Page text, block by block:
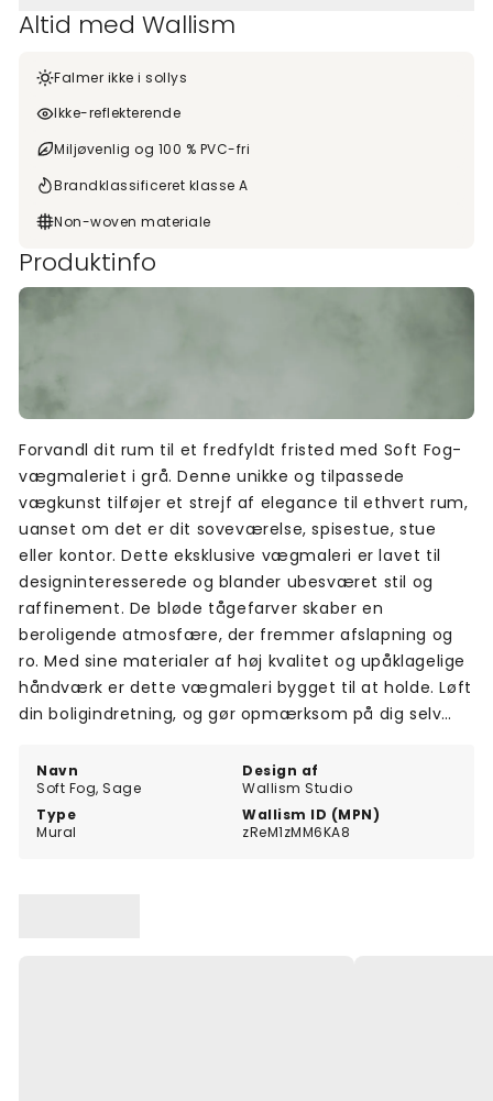
Altid med Wallism
Falmer ikke i sollys
Ikke-reflekterende
Miljøvenlig og 100 % PVC-fri
Brandklassificeret klasse A
Non-woven materiale
Produktinfo
Navn
Soft Fog, Sage
Design af
Wallism Studio
Type
Mural
Wallism ID (MPN)
zReM1zMM6KA8
Forvandl dit rum til et fredfyldt fristed med Soft Fog-
vægmaleriet i grå. Denne unikke og tilpassede
vægkunst tilføjer et strejf af elegance til ethvert rum,
uanset om det er dit soveværelse, spisestue, stue
eller kontor. Dette eksklusive vægmaleri er lavet til
designinteresserede og blander ubesværet stil og
raffinement. De bløde tågefarver skaber en
beroligende atmosfære, der fremmer afslapning og
ro. Med sine materialer af høj kvalitet og upåklagelige
håndværk er dette vægmaleri bygget til at holde. Løft
din boligindretning, og gør opmærksom på dig selv